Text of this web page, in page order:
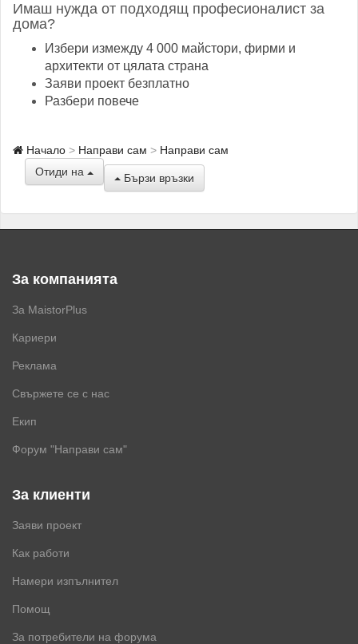
Имаш нужда от подходящ професионалист за
дома?
Избери измежду 4 000 майстори, фирми и
архитекти от цялата страна
Заяви проект безплатно
Разбери повече
Начало Направи сам
Направи сам
Отиди на
Бързи връзки
За компанията
За MaistorPlus
Кариери
Реклама
Свържете се с нас
Екип
Форум "Направи сам"
За клиенти
Заяви проект
Как работи
Намери изпълнител
Помощ
За потребители на форума